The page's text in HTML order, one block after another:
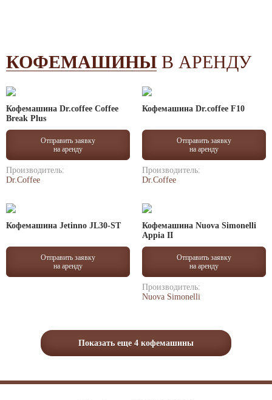
КОФЕМАШИНЫ В АРЕНДУ
Кофемашина Dr.coffee Coffee
Break Plus
Отправить заявку
на аренду
Производитель:
Dr.Coffee
Кофемашина Dr.coffee F10
Отправить заявку
на аренду
Производитель:
Dr.Coffee
Кофемашина Jetinno JL30-ST
Отправить заявку
на аренду
Кофемашина Nuova Simonelli
Appia II
Отправить заявку
на аренду
Производитель:
Nuova Simonelli
Показать еще 4 кофемашины